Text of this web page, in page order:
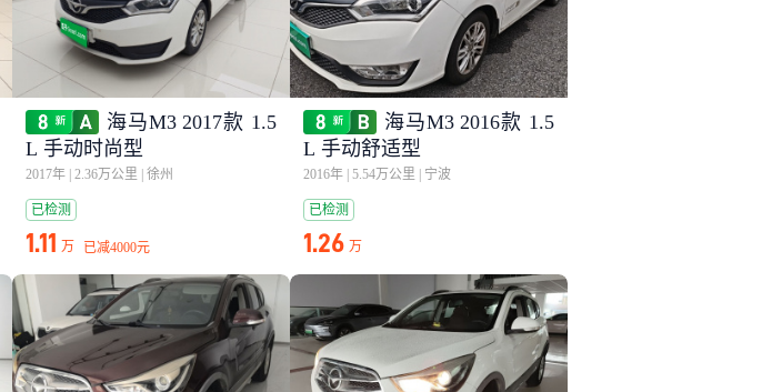
海马M3 2017款 1.5
L 手动时尚型
2017年 2.36万公里 徐州
已检测
1.11 万 已减4000元
海马M3 2016款 1.5
L 手动舒适型
2016年 5.54万公里 宁波
已检测
1.26 万